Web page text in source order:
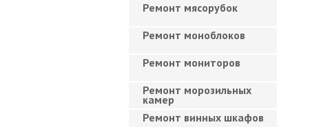
Ремонт мясорубок
Ремонт моноблоков
Ремонт мониторов
Ремонт морозильных
камер
Ремонт винных шкафов